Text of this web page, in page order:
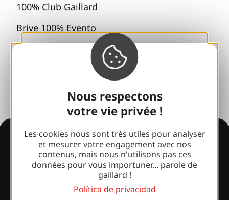
Nous respectons
votre vie privée !
Les cookies nous sont très utiles pour analyser
et mesurer votre engagement avec nos
contenus, mais nous n'utilisons pas ces
données pour vous importuner... parole de
gaillard !
Política de privacidad
100% Club Gaillard
Brive 100% Evento
Fototeca
Información
¿Le sorprende nuestro